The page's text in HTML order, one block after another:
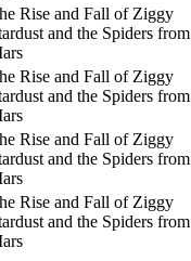
Rise and Fall of Ziggy
and the Spiders from
Rise and Fall of Ziggy
and the Spiders from
Rise and Fall of Ziggy
and the Spiders from
Rise and Fall of Ziggy
and the Spiders from